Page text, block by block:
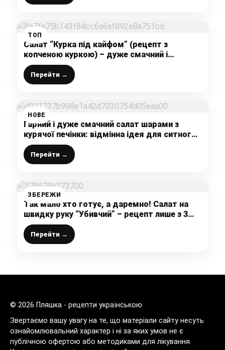
ТОП
Салат “Курка під кайфом” (рецепт з
копченою куркою) – дуже смачний і
розлітається зі столу на ура
Перейти →
НОВЕ
Гарний і дуже смачний салат шарами з
курячої печінки: відмінна ідея для ситного і
легкого салату до святкового столу
Перейти →
ЗБЕРЕЖИ
Так мало хто готує, а даремно! Салат на
швидку руку “Убивчий” – рецепт лише з 3
інгредієнтів
Перейти →
© 2026 Пляшка - рецепти українською
Звертаємо вашу увагу на те, що матеріали сайту несуть
ознайомлювальний характер і ні за яких умов не є
публічною офертою або методиками для лікування.